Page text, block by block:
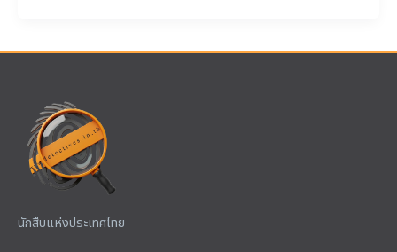
นักสืบแห่งประเทศไทย